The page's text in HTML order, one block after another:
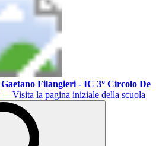
Gaetano Filangieri - IC 3° Circolo De
— Visita la pagina iniziale della scuola